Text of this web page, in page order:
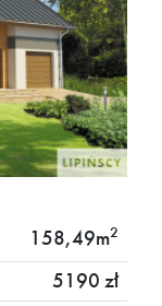
158,49m2
5190 zł